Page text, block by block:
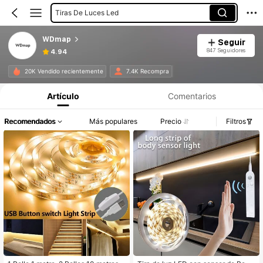
Tiras De Luces Led
WDmap
4.94
Seguir
847 Seguidores
20K Vendido recientemente 7.4K Recompra
Artículo Comentarios
Recomendados Más populares Precio Filtros